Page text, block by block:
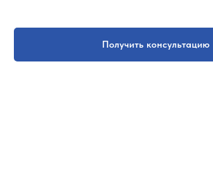
Получить консультацию